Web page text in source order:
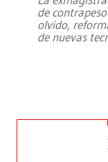
de
olvido,
de nuevas